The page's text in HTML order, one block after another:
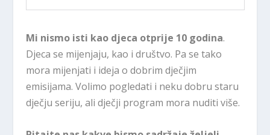
Mi nismo isti kao djeca otprije 10 godina.
Djeca se mijenjaju, kao i društvo. Pa se tako
mora mijenjati i ideja o dobrim dječjim
emisijama. Volimo pogledati i neku dobru staru
dječju seriju, ali dječji program mora nuditi više.